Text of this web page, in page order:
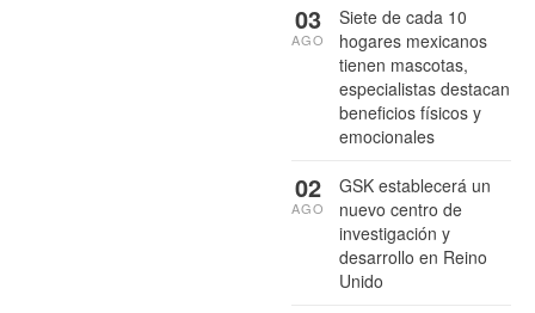
Siete de cada 10
hogares mexicanos
tienen mascotas,
especialistas destacan
beneficios físicos y
emocionales
03
AGO
GSK establecerá un
nuevo centro de
investigación y
desarrollo en Reino
Unido
02
AGO